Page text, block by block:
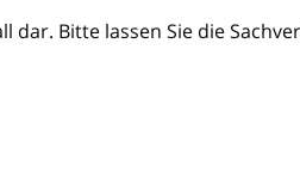
dar. Bitte lassen Sie die